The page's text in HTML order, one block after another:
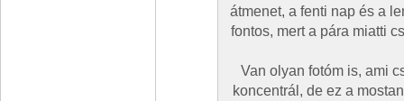
átmenet, a fenti nap és a
fontos, mert a pára miatti
Van olyan fotóm is, ami
koncentrál, de ez a